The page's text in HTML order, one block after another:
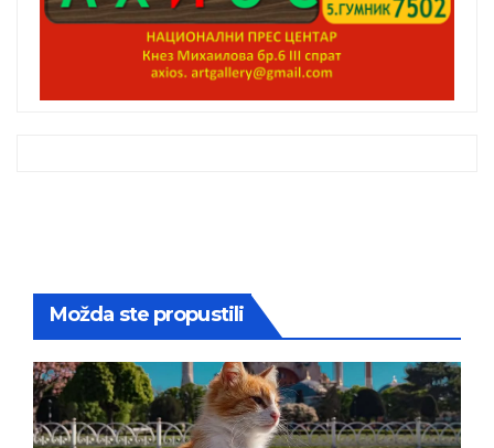
Možda ste propustili